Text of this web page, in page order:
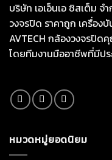
บริษัท เอเอ็นเอ ซิสเต็ม
วงจรปิด ราคาถูก เครื่อง
AVTECH กล้องวงจรปิ
โดยทีมงานมืออาชีพที่มีป
หมวดหมู่ยอดนิยม